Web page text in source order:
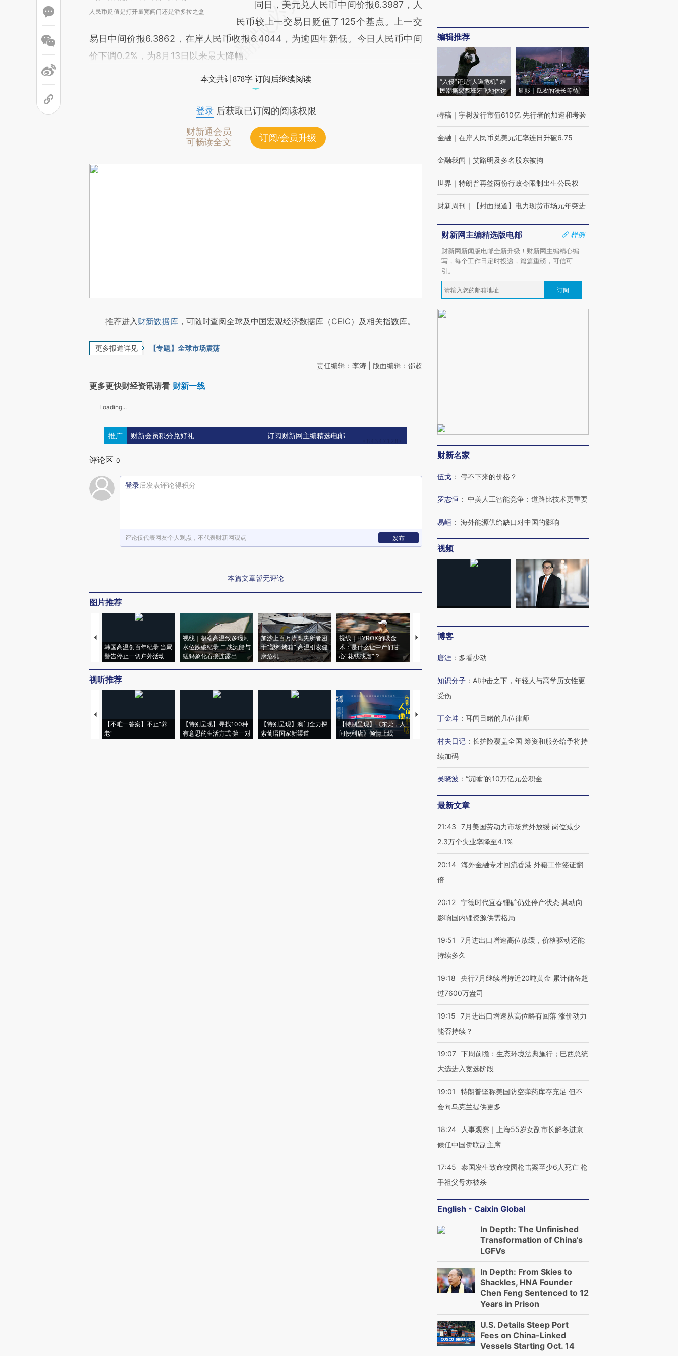
人民币贬值是打开量宽阀门还是潘多拉之盒
同日，美元兑人民币中间价报6.3987，人
民币较上一交易日贬值了125个基点。上一交
易日中间价报6.3862，在岸人民币收报6.4044，为逾四年新低。今日人民币中间
价下调0.2%，为8月13日以来最大降幅。
本文共计878字 订阅后继续阅读
登录后获取已订阅的阅读权限
财新通会员
可畅读全文
订阅/会员升级
推荐进入财新数据库 ，可随时查阅全球及中国宏观经济数据库（CEIC）及相关指数库。
更多报道详见 【专题】全球市场震荡
责任编辑：李涛 | 版面编辑：邵超
更多更快财经资讯请看 财新一线
Loading...
推广 财新会员积分兑好礼 订阅财新网主编精选电邮
评论区 0
登录后发表评论得积分
评论仅代表网友个人观点，不代表财新网观点 发布
本篇文章暂无评论
图片推荐
韩国高温创百年纪录 当局
警告停止一切户外活动
视线｜极端高温致多瑙河
水位跌破纪录 二战沉船与
猛犸象化石接连露出
加沙上百万流离失所者困
于“塑料烤箱” 高温引发健
康危机
视线｜HYROX的吸金
术：是什么让中产们甘
心“花钱找虐”？
马航飞行员跨国走私7万
视听推荐
【不唯一答案】不止“养
老”
【特别呈现】寻找100种
有意思的生活方式·第一对
【特别呈现】澳门全力探
索葡语国家新渠道
【特别呈现】《东莞，人
间便利店》倾情上线
【推广】走进第四届链博
会，让数智科技“链”接产
【特别呈现】寻找100种
编辑推荐
“入侵”还是“人道危机” 难
民潮撕裂西班牙飞地休达
显影｜瓜农的漫长等待
特稿 ｜ 宇树发行市值610亿 先行者的加速和考验
金融 ｜ 在岸人民币兑美元汇率连日升破6.75
金融我闻 ｜ 艾路明及多名股东被拘
世界 ｜ 特朗普再签两份行政令限制出生公民权
财新周刊 ｜ 【封面报道】电力现货市场元年突进
财新网主编精选版电邮
样例
财新网新闻版电邮全新升级！财新网主编精心编
写，每个工作日定时投递，篇篇重磅，可信可
引。
订阅
财新名家
伍戈 ： 停不下来的价格？
罗志恒 ： 中美人工智能竞争：道路比技术更重要
易峘 ： 海外能源供给缺口对中国的影响
视频
博客
唐涯 ： 多看少动
知识分子 ： AI冲击之下，年轻人与高学历女性更
受伤
丁金坤 ： 耳闻目睹的几位律师
村夫日记 ： 长护险覆盖全国 筹资和服务给予将持
续加码
吴晓波 ： “沉睡”的10万亿元公积金
最新文章
21:43
7月美国劳动力市场意外放缓 岗位减少
2.3万个失业率降至4.1%
20:14 海外金融专才回流香港 外籍工作签证翻
倍
20:12 宁德时代宜春锂矿仍处停产状态 其动向
影响国内锂资源供需格局
19:51
7月进出口增速高位放缓，价格驱动还能
持续多久
19:18
央行7月继续增持近20吨黄金 累计储备超
过7600万盎司
19:15
7月进出口增速从高位略有回落 涨价动力
能否持续？
19:07 下周前瞻：生态环境法典施行；巴西总统
大选进入竞选阶段
19:01
特朗普坚称美国防空弹药库存充足 但不
会向乌克兰提供更多
18:24
人事观察｜上海55岁女副市长解冬进京
候任中国侨联副主席
17:45
泰国发生致命校园枪击案至少6人死亡 枪
手祖父母亦被杀
English - Caixin Global
In Depth: The Unfinished
Transformation of China’s
LGFVs
In Depth: From Skies to
Shackles, HNA Founder
Chen Feng Sentenced to 12
Years in Prison
U.S. Details Steep Port
Fees on China-Linked
Vessels Starting Oct. 14